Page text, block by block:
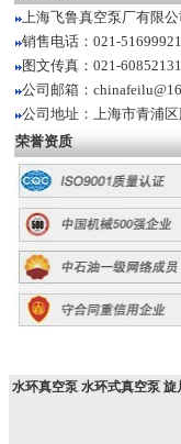
上海飞鲁真空泵厂有限公
销售电话：021-51699921
图文传真：021-60852131
公司邮箱：
公司地址：上海市青浦
荣誉资质
水环真空泵 水环式真空泵